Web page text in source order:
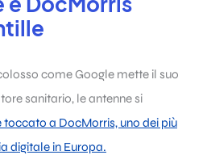
come Google mette il suo
sanitario, le antenne si
toccato a DocMorris, uno dei più
digitale in Europa.